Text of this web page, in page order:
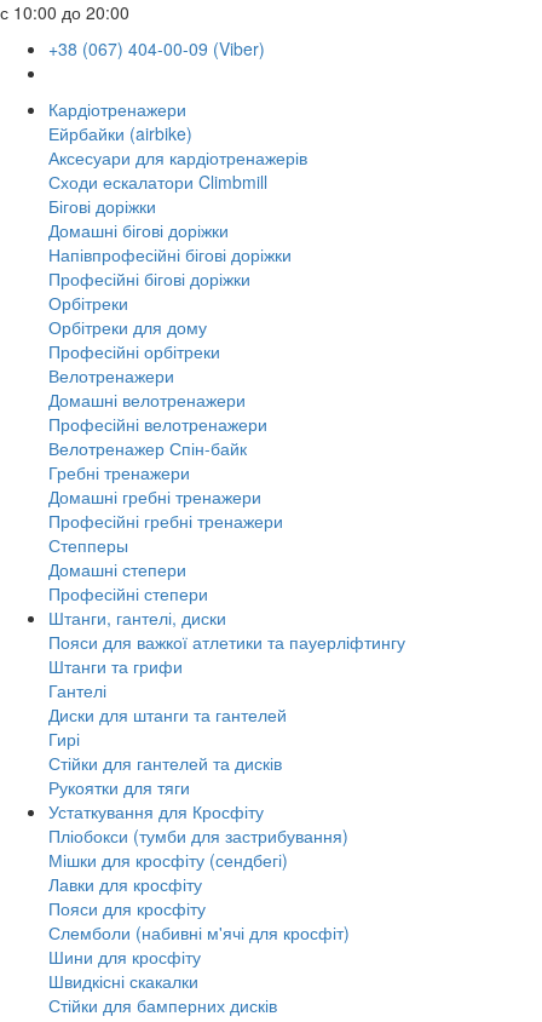
с 10:00 до 20:00
+38 (067) 404-00-09 (Viber)
Кардіотренажери
Ейрбайки (airbike)
Аксесуари для кардіотренажерів
Сходи ескалатори Climbmill
Бігові доріжки
Домашні бігові доріжки
Напівпрофесійні бігові доріжки
Професійні бігові доріжки
Орбітреки
Орбітреки для дому
Професійні орбітреки
Велотренажери
Домашні велотренажери
Професійні велотренажери
Велотренажер Спін-байк
Гребні тренажери
Домашні гребні тренажери
Професійні гребні тренажери
Степперы
Домашні степери
Професійні степери
Штанги, гантелі, диски
Пояси для важкої атлетики та пауерліфтингу
Штанги та грифи
Гантелі
Диски для штанги та гантелей
Гирі
Стійки для гантелей та дисків
Рукоятки для тяги
Устаткування для Кросфіту
Пліобокси (тумби для застрибування)
Мішки для кросфіту (сендбегі)
Лавки для кросфіту
Пояси для кросфіту
Слемболи (набивні м'ячі для кросфіт)
Шини для кросфіту
Швидкісні скакалки
Стійки для бамперних дисків